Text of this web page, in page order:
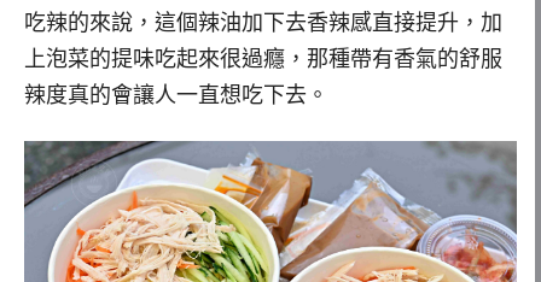
吃辣的來說，這個辣油加下去香辣感直接提升，加
上泡菜的提味吃起來很過癮，那種帶有香氣的舒服
辣度真的會讓人一直想吃下去。